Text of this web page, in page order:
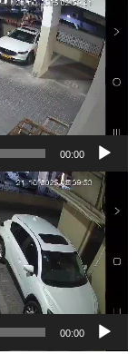
00:00
00:00